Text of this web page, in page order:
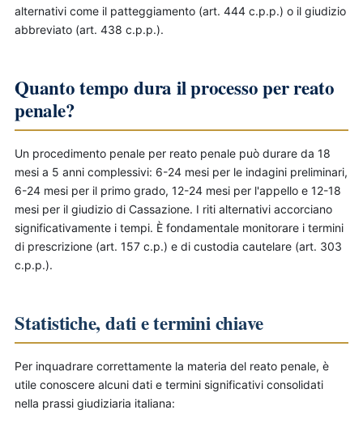
alternativi come il patteggiamento (art. 444 c.p.p.) o il giudizio
abbreviato (art. 438 c.p.p.).
Quanto tempo dura il processo per reato
penale?
Un procedimento penale per reato penale può durare da 18
mesi a 5 anni complessivi: 6-24 mesi per le indagini preliminari,
6-24 mesi per il primo grado, 12-24 mesi per l'appello e 12-18
mesi per il giudizio di Cassazione. I riti alternativi accorciano
significativamente i tempi. È fondamentale monitorare i termini
di prescrizione (art. 157 c.p.) e di custodia cautelare (art. 303
c.p.p.).
Statistiche, dati e termini chiave
Per inquadrare correttamente la materia del reato penale, è
utile conoscere alcuni dati e termini significativi consolidati
nella prassi giudiziaria italiana: